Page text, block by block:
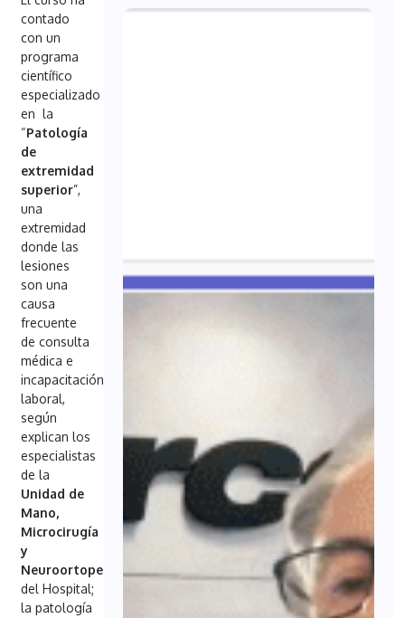
contado
con un
programa
científico
especializado
en la
“Patología
de
extremidad
superior”,
una
extremidad
donde las
lesiones
son una
causa
frecuente
de consulta
médica e
incapacitación
laboral,
según
explican los
especialistas
de la
Unidad de
Mano,
Microcirugía
y
Neuroortopedia
del Hospital;
la patología